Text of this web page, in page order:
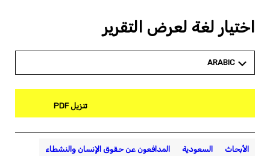
اختيار لغة لعرض التقرير
ARABIC
تنزيل PDF
الأبحاث السعودية المدافعون عن حقوق الإنسان والنشطاء